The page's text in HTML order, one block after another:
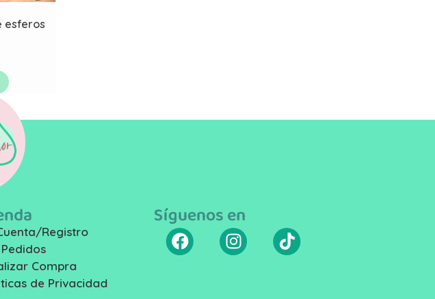
esferos
Registro
Pedidos
Compra
de Privacidad
Síguenos en